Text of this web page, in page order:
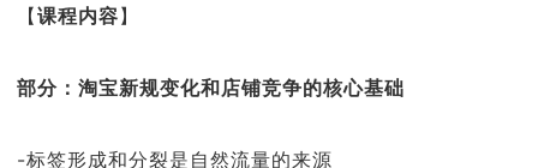
【课程内容】
部分：淘宝新规变化和店铺竞争的核心基础
-标签形成和分裂是自然流量的来源